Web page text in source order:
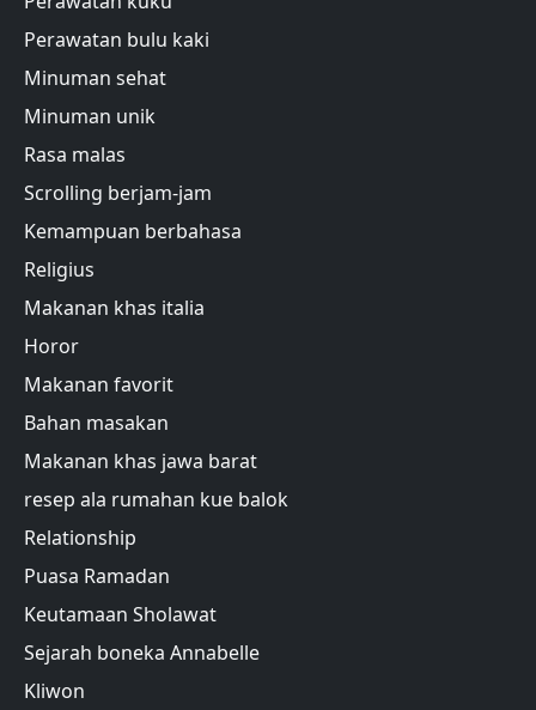
Perawatan bulu kaki
Minuman sehat
Minuman unik
Rasa malas
Scrolling berjam-jam
Kemampuan berbahasa
Religius
Makanan khas italia
Horor
Makanan favorit
Bahan masakan
Makanan khas jawa barat
resep ala rumahan kue balok
Relationship
Puasa Ramadan
Keutamaan Sholawat
Sejarah boneka Annabelle
Kliwon